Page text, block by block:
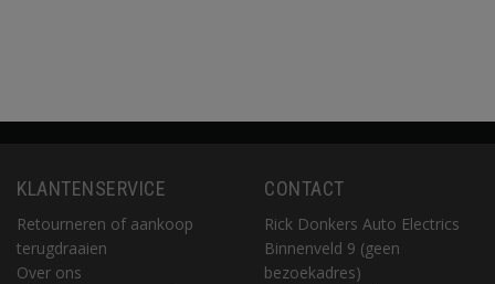
KLANTENSERVICE
Retourneren of aankoop
terugdraaien
Over ons
CONTACT
Rick Donkers Auto Electrics
Binnenveld 9 (geen
bezoekadres)